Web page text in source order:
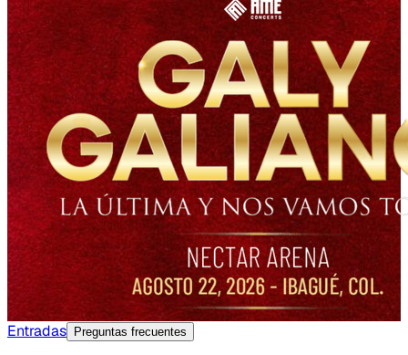
Entradas Preguntas frecuentes